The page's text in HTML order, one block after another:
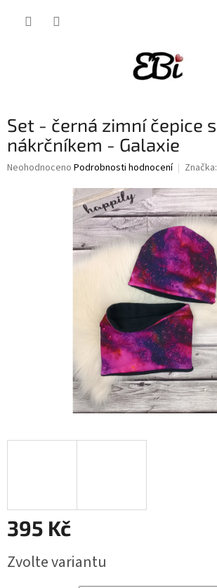
Set - černá zimní čepice s
nákrčníkem - Galaxie
Průměrné
Neohodnoceno Podrobnosti hodnocení Značka:
395 Kč
cena:
Zvolte variantu